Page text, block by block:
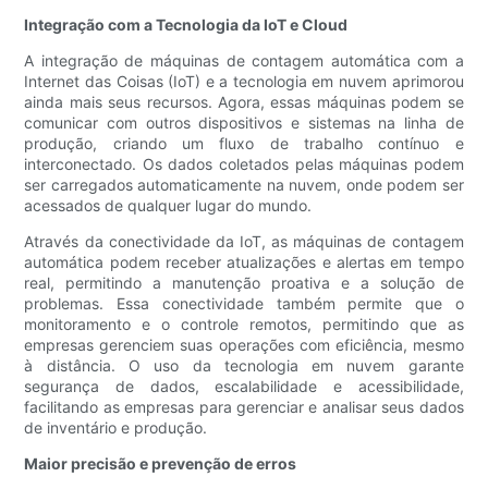
Integração com a Tecnologia da IoT e Cloud
A integração de máquinas de contagem automática com a
Internet das Coisas (IoT) e a tecnologia em nuvem aprimorou
ainda mais seus recursos. Agora, essas máquinas podem se
comunicar com outros dispositivos e sistemas na linha de
produção, criando um fluxo de trabalho contínuo e
interconectado. Os dados coletados pelas máquinas podem
ser carregados automaticamente na nuvem, onde podem ser
acessados ​​de qualquer lugar do mundo.
Através da conectividade da IoT, as máquinas de contagem
automática podem receber atualizações e alertas em tempo
real, permitindo a manutenção proativa e a solução de
problemas. Essa conectividade também permite que o
monitoramento e o controle remotos, permitindo que as
empresas gerenciem suas operações com eficiência, mesmo
à distância. O uso da tecnologia em nuvem garante
segurança de dados, escalabilidade e acessibilidade,
facilitando as empresas para gerenciar e analisar seus dados
de inventário e produção.
Maior precisão e prevenção de erros